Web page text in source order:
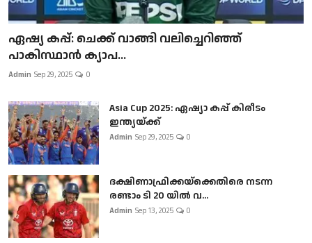
ഏഷ്യ കപ്പ്: ചെക്ക് വാങ്ങി വലിച്ചെറിഞ്ഞ്
പാകിസ്ഥാൻ ക്യാപ...
Admin Sep 29, 2025 0
Asia Cup 2025: ഏഷ്യാ കപ്പ് കിരീടം
ഇന്ത്യയ്ക്ക്
Admin Sep 29, 2025 0
ദക്ഷിണാഫ്രിക്കയ്‌ക്കെതിരെ നടന്ന
രണ്ടാം ടി 20 യിൽ വ...
Admin Sep 13, 2025 0